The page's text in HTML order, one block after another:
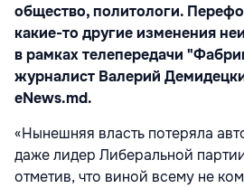
общество, политологи.
какие-то другие изменения
в рамках телепередачи
журналист Валерий
eNews.md.
«Нынешняя власть потеряла
даже лидер Либеральной
отметив, что виной всему не